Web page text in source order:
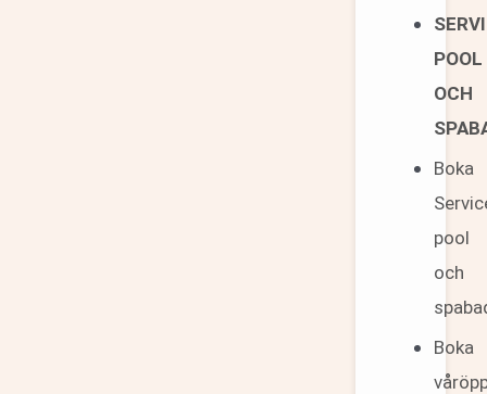
POOL
OCH
Boka
pool
och
Boka